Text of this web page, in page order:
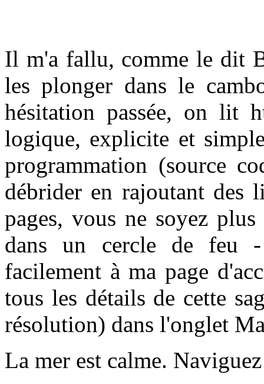
Il m'a fallu, comme le dit
les plonger dans le
hésitation passée, on lit
logique, explicite et
programmation (source
débrider en rajoutant des
pages, vous ne soyez
dans un cercle de feu
facilement à ma page
tous les détails de cette
résolution) dans l'onglet
La mer est calme.